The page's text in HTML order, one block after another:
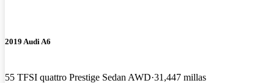
2019 Audi A6
55 TFSI quattro Prestige Sedan AWD 31,447 millas